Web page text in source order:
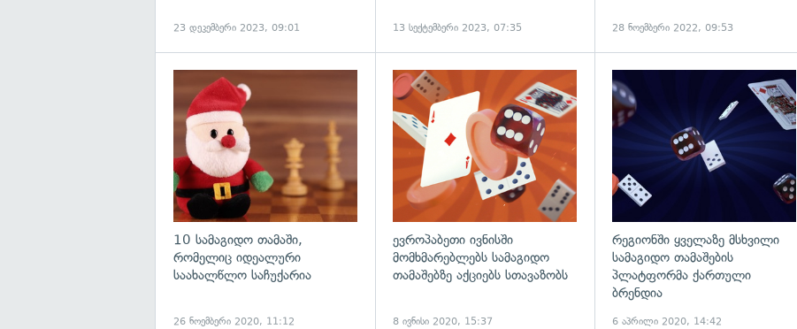
23 დეკემბერი 2023, 09:01 13 სექტემბერი 2023, 07:35 28 ნოემბერი 2022, 09:53
გადახედვა
10 სამაგიდო თამაში,
რომელიც იდეალური
საახალწლო საჩუქარია
26 ნოემბერი 2020, 11:12
ევროპაბეთი ივნისში
მომხმარებლებს სამაგიდო
თამაშებზე აქციებს სთავაზობს
8 ივნისი 2020, 15:37
რეგიონში ყველაზე მსხვილი
სამაგიდო თამაშების
პლატფორმა ქართული
ბრენდია
6 აპრილი 2020, 14:42